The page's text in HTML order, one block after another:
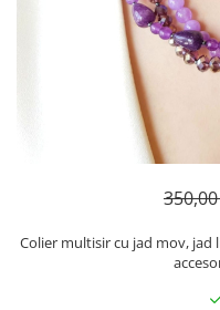
Colier multisir cu jad mov, jad